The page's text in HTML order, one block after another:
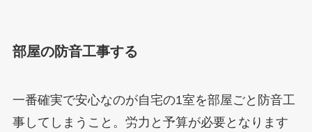
部屋の防音工事する
一番確実で安心なのが自宅の1室を部屋ごと防音工
事してしまうこと。労力と予算が必要となります